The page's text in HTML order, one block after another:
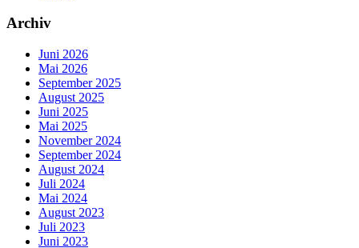
Archiv
Juni 2026
Mai 2026
September 2025
August 2025
Juni 2025
Mai 2025
November 2024
September 2024
August 2024
Juli 2024
Mai 2024
August 2023
Juli 2023
Juni 2023